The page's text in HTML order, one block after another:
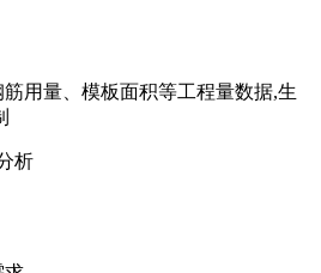
用量、模板面积等工程量数据,生
析